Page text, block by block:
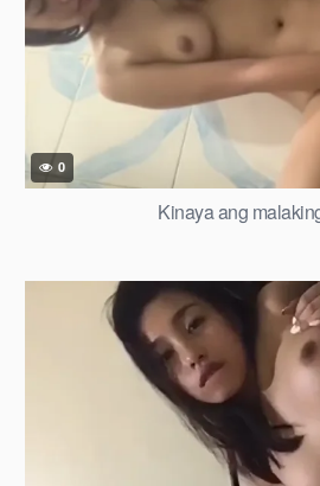
0
Kinaya ang